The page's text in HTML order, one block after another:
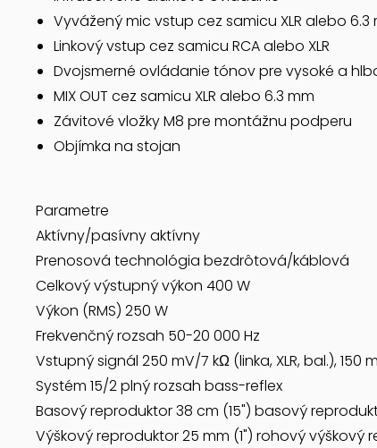
Vyvážený mic vstup cez samicu XLR alebo 6.3
Linkový vstup cez samicu RCA alebo XLR
Dvojsmerné ovládanie tónov pre vysoké a
MIX OUT cez samicu XLR alebo 6.3 mm
Závitové vložky M8 pre montážnu podperu
Objímka na stojan
Parametre
Aktívny/pasívny aktívny
Prenosová technológia bezdrôtová/káblová
Celkový výstupný výkon 400 W
Výkon (RMS) 250 W
Frekvenčný rozsah 50-20 000 Hz
Vstupný signál 250 mV/7 kΩ (linka, XLR, bal.), 150
Systém 15/2 plný rozsah bass-reflex
Basový reproduktor 38 cm (15") basový
Výškový reproduktor 25 mm (1") rohový výškový